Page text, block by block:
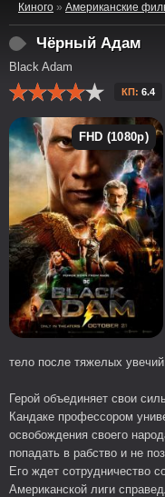
Киного » Американские
Чёрный Адам
Black Adam
КП: 6.4
FHD (1080p)
тело после тяжелых
Герой объединяет свои
Кандаке профессором
освобождения своего
попадать в рабство и не
Его ждет сотрудничество
Американской лиги